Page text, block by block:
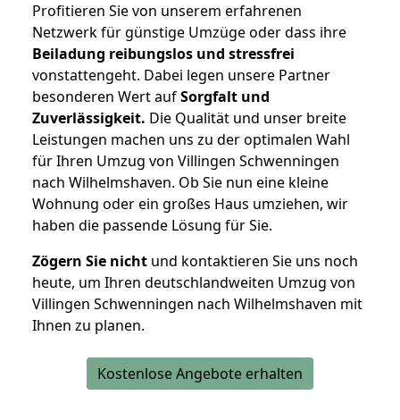
Profitieren Sie von unserem erfahrenen
Netzwerk für günstige Umzüge oder dass ihre
Beiladung reibungslos und stressfrei
vonstattengeht. Dabei legen unsere Partner
besonderen Wert aufSorgfalt und
Zuverlässigkeit. Die Qualität und unser breite
Leistungen machen uns zu der optimalen Wahl
für Ihren Umzug von Villingen Schwenningen
nach Wilhelmshaven. Ob Sie nun eine kleine
Wohnung oder ein großes Haus umziehen, wir
haben die passende Lösung für Sie.
Zögern Sie nicht und kontaktieren Sie uns noch
heute, um Ihren deutschlandweiten Umzug von
Villingen Schwenningen nach Wilhelmshaven mit
Ihnen zu planen.
Kostenlose Angebote erhalten